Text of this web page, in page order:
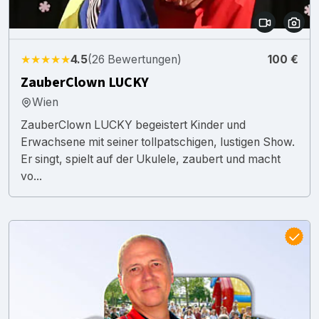
★★★★★4.5(26 Bewertungen) 100 €
ZauberClown LUCKY
Wien
ZauberClown LUCKY begeistert Kinder und
Erwachsene mit seiner tollpatschigen, lustigen Show.
Er singt, spielt auf der Ukulele, zaubert und macht
vo...